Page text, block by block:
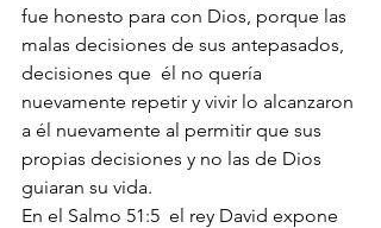
fue honesto para con Dios, porque las
malas decisiones de sus antepasados,
decisiones que  él no quería
nuevamente repetir y vivir lo alcanzaron
a él nuevamente al permitir que sus
propias decisiones y no las de Dios
guiaran su vida.
En el Salmo 51:5  el rey David expone